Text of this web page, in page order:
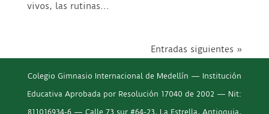
vivos, las rutinas...
Entradas siguientes »
Colegio Gimnasio Internacional de Medellín — Institución
Educativa Aprobada por Resolución 17040 de 2002 — Nit:
811016934-6 — Calle 73 sur #64-23, La Estrella, Antioquia,